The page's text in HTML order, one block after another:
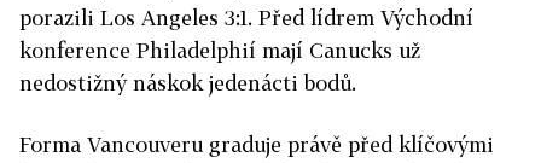
porazili Los Angeles 3:1. Před lídrem Východní
konference Philadelphií mají Canucks už
nedostižný náskok jedenácti bodů.
Forma Vancouveru graduje právě před klíčovými